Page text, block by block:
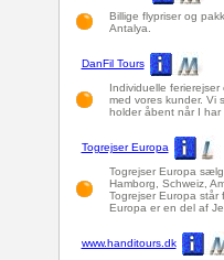
Billige flypriser og
Antalya.
DanFil Tours
Individuelle
med vores kunder. Vi
holder åbent når I har
Togrejser Europa
Togrejser Europa
Hamborg, Schweiz,
Togrejser Europa
Europa er en del af
www.handitours.dk